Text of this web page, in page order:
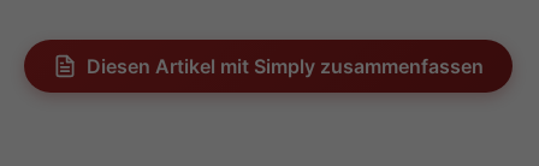
Diesen Artikel mit Simply zusammenfassen